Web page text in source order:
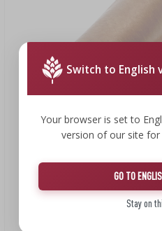
Kolagēna desu apvalks Ø 65 mm - 4
4,80 €
Switch to English
Your browser is set to
version of our site for
GO TO
Stay on